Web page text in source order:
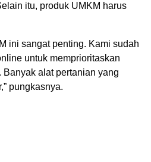
itu, produk UMKM harus
ini sangat penting. Kami sudah
untuk memprioritaskan
alat pertanian yang
pungkasnya.